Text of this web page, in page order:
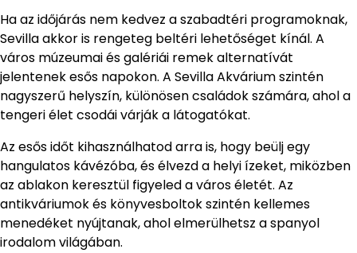
Ha az időjárás nem kedvez a szabadtéri programoknak,
Sevilla akkor is rengeteg beltéri lehetőséget kínál. A
város múzeumai és galériái remek alternatívát
jelentenek esős napokon. A Sevilla Akvárium szintén
nagyszerű helyszín, különösen családok számára, ahol a
tengeri élet csodái várják a látogatókat.
Az esős időt kihasználhatod arra is, hogy beülj egy
hangulatos kávézóba, és élvezd a helyi ízeket, miközben
az ablakon keresztül figyeled a város életét. Az
antikváriumok és könyvesboltok szintén kellemes
menedéket nyújtanak, ahol elmerülhetsz a spanyol
irodalom világában.